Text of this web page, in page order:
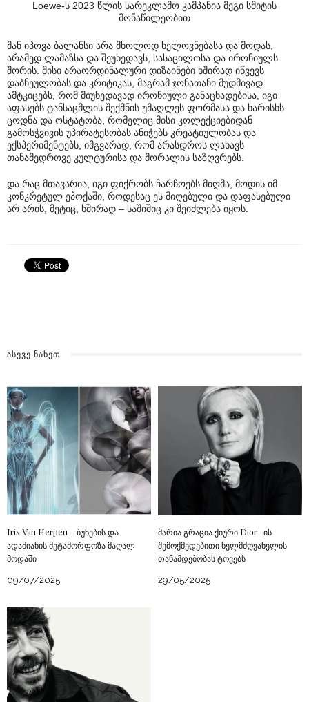
Loewe-ს 2023 წლის სარეკლამო კამპანია მეგი სმიტის
მონაწილეობით
მან იპოვა ბალანსი არა მხოლოდ ხელოვნებასა და მოდას,
არამედ ლამაზსა და შეუხედავს, სასაცილოსა და ირონიულს
შორის. მისი არაორდინალური დიზაინები ხშირად იწვევს
დაბნეულობას და კრიტიკას, მაგრამ ჯონათანი მუდმივად
ამტკიცებს, რომ მიუხედავად ირონიული განაცხადებისა, იგი
აფასებს ტანსაცმლის შექმნის უმაღლეს ფორმასა და ხარისხს.
ცოდნა და ოსტატობა, რომელიც მისი კოლექციებიდან
გამოსჭვივის უპირატესობას ანიჭებს კრეატიულობას და
ექსპერიმენტებს, იმგვარად, რომ არასდროს ლახავს
თანამედროვე კულტურისა და მორალის საზღვრებს.
და რაც მთავარია, იგი ფიქრობს ჩარჩოებს მიღმა, მოდის იმ
კონკრეტულ ეპოქაში, როდესაც ეს მიღებული და დაფასებული
არ არის, მეტიც, ხშირად – საშიშიც კი შეიძლება იყოს.
ᲐᲡᲔᲕᲔ ᲜᲐᲮᲔᲗ
Iris Van Herpen – ბუნების და
ადამიანის მეტამორფოზა მაღალ
მოდაში
09/07/2025
მარია გრაცია ქიური Dior -ის
შემოქმედებითი ხელმძღვანელის
თანამდებობას ტოვებს
29/05/2025